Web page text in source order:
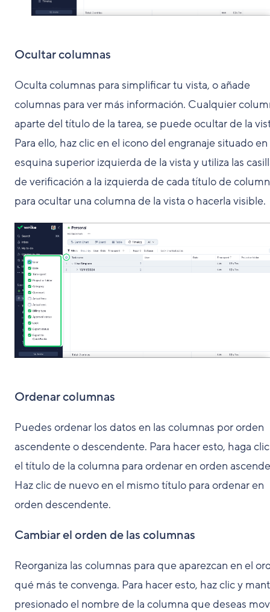
Ocultar columnas
Oculta columnas para simplificar tu vista, o añade
columnas para ver más información. Cualquier
aparte del título de la tarea, se puede ocultar de la
Para ello, haz clic en el icono del engranaje situado en
esquina superior izquierda de la vista y utiliza las
de verificación a la izquierda de cada título de
para ocultar una columna de la vista o hacerla visible.
Ordenar columnas
Puedes ordenar los datos en las columnas por orden
ascendente o descendente. Para hacer esto, haga
el título de la columna para ordenar en orden
Haz clic de nuevo en el mismo título para ordenar en
orden descendente.
Cambiar el orden de las columnas
Reorganiza las columnas para que aparezcan en el
qué más te convenga. Para hacer esto, haz clic y
presionado el nombre de la columna que deseas